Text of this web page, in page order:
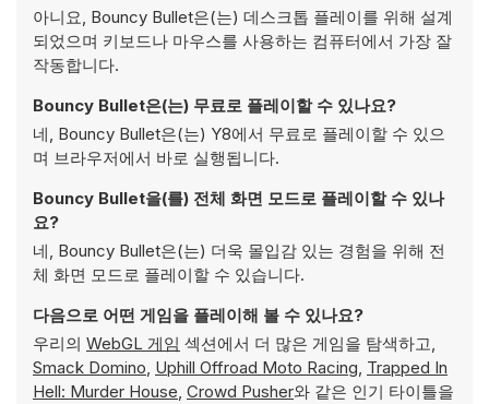
아니요, Bouncy Bullet은(는) 데스크톱 플레이를 위해 설계
되었으며 키보드나 마우스를 사용하는 컴퓨터에서 가장 잘
작동합니다.
Bouncy Bullet은(는) 무료로 플레이할 수 있나요?
네, Bouncy Bullet은(는) Y8에서 무료로 플레이할 수 있으
며 브라우저에서 바로 실행됩니다.
Bouncy Bullet을(를) 전체 화면 모드로 플레이할 수 있나
요?
네, Bouncy Bullet은(는) 더욱 몰입감 있는 경험을 위해 전
체 화면 모드로 플레이할 수 있습니다.
다음으로 어떤 게임을 플레이해 볼 수 있나요?
우리의 WebGL 게임 섹션에서 더 많은 게임을 탐색하고,
Smack Domino, Uphill Offroad Moto Racing, Trapped In
Hell: Murder House, Crowd Pusher와 같은 인기 타이틀을